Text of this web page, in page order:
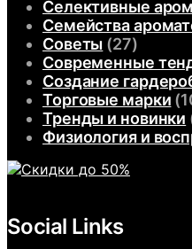
Селективные
Семейства
Советы (27)
Современные
Создание
Торговые марки
Тренды и новинки
Физиология и
Social Links